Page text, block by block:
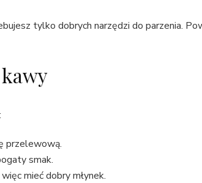
tylko dobrych narzędzi do parzenia.
przelewową.
smak.
mieć dobry młynek.